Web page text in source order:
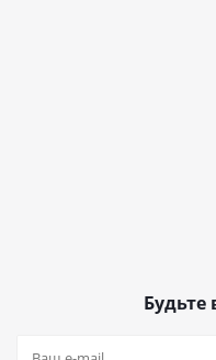
Будьте